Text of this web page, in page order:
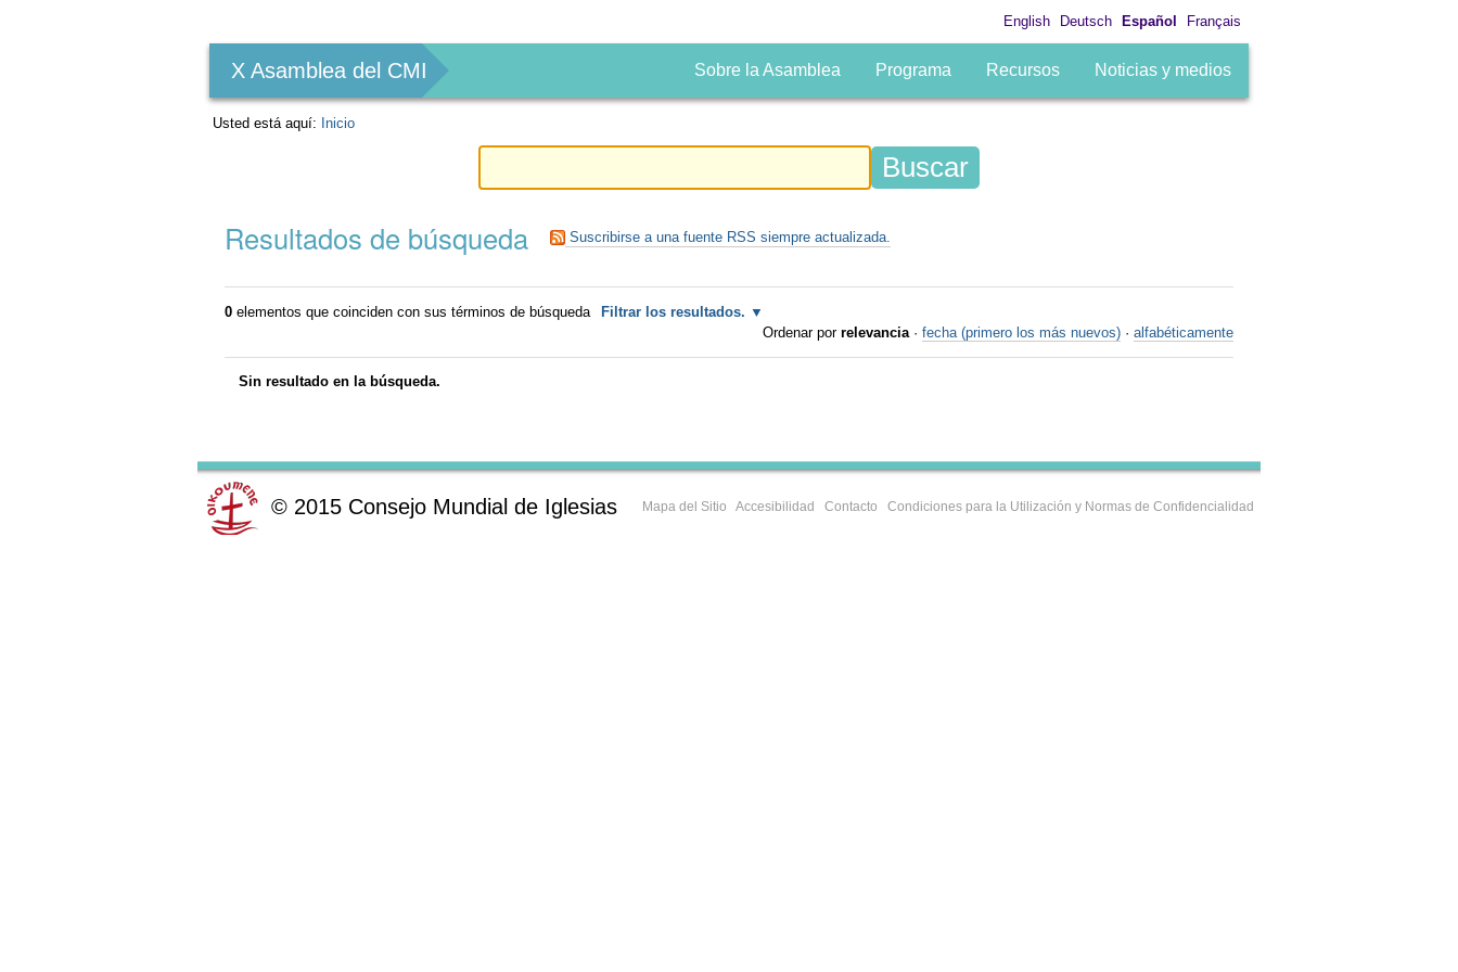
English Deutsch Español Français
X Asamblea del CMI Sobre la Asamblea Programa Recursos Noticias y medios
Usted está aquí: Inicio
Resultados de búsqueda Suscribirse a una fuente RSS siempre actualizada.
0elementos que coinciden con sus términos de búsqueda
Filtrar los resultados.
Ordenar por relevancia · fecha (primero los más nuevos) · alfabéticamente
Sin resultado en la búsqueda.
© 2015 Consejo Mundial de Iglesias Mapa del Sitio Accesibilidad Contacto Condiciones para la Utilización y Normas de Confidencialidad